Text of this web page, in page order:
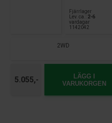
Fjärrlager
Lev. ca.:
2-6
vardagar
1142042
2WD
5.055,-
LÄGG I
VARUKORGEN